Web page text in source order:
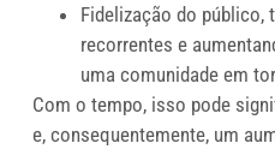
Fidelização do público,
recorrentes e
uma comunidade em
Com o tempo, isso pode
e, consequentemente, um